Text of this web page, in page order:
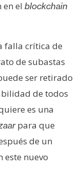
el blockchain
falla crítica de
de subastas
ser retirado
de todos
es una
para que
de un
este nuevo